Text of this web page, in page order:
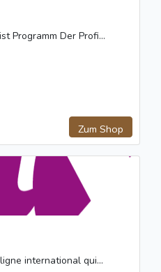
Programm Der Profi...
Zum Shop
international qui...